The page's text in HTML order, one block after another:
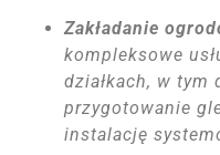
Zakładanie
kompleksowe
działkach, w tym
przygotowanie
instalację